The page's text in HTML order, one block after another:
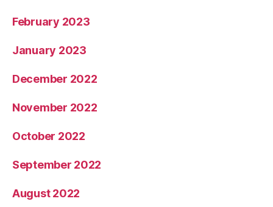
February 2023
January 2023
December 2022
November 2022
October 2022
September 2022
August 2022